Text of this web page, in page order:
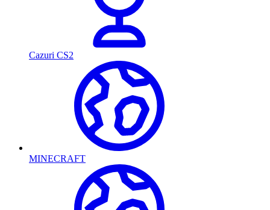
Cazuri CS2
MINECRAFT